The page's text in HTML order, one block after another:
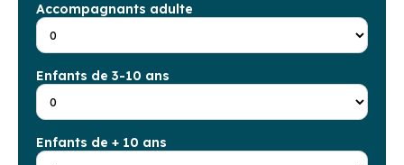
Accompagnants adulte
Enfants de 3-10 ans
Enfants de + 10 ans